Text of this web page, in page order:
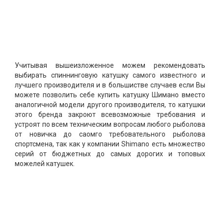
Учитывая вышеизложенное можем рекомендовать
выбирать спиннинговую катушку самого известного и
лучшего производителя и в большистве случаев если Вы
можете позволить себе купить катушку Шимано вместо
аналогичной модели другого производителя, то катушки
этого бренда закроют всевозможные требования и
устроят по всем техническим вопросам любого рыболова
от новичка до саомго требовательного рыболова
спортсмена, так как у компании Shimano есть множество
серий от бюджетных до самых дорогих и топовых
можелей катушек.